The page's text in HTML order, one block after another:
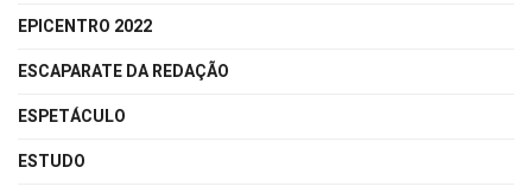
EPICENTRO 2022
ESCAPARATE DA REDAÇÃO
ESPETÁCULO
ESTUDO